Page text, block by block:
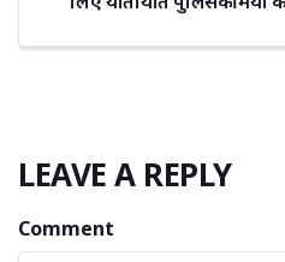
LEAVE A REPLY
Comment